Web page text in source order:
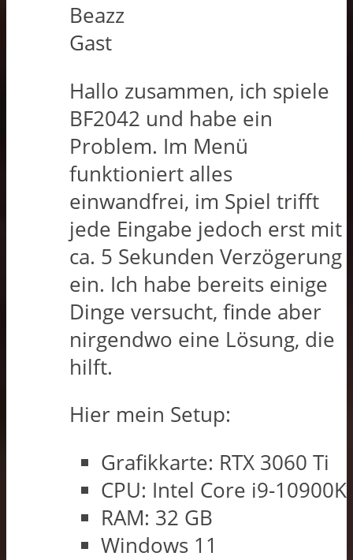
Beazz
Gast
Hallo zusammen, ich spiele
BF2042 und habe ein
Problem. Im Menü
funktioniert alles
einwandfrei, im Spiel trifft
jede Eingabe jedoch erst mit
ca. 5 Sekunden Verzögerung
ein. Ich habe bereits einige
Dinge versucht, finde aber
nirgendwo eine Lösung, die
hilft.
Hier mein Setup:
Grafikkarte: RTX 3060 Ti
CPU: Intel Core i9-10900K
RAM: 32 GB
Windows 11